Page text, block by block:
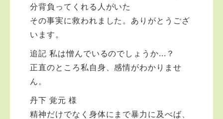
分背負ってくれる人がいた
その事実に救われました。ありがとうござ
います。
追記 私は憎んでいるのでしょうか...？
正直のところ私自身、感情がわかりませ
ん。
丹下 覚元 様
精神だけでなく身体にまで暴力に及べば、